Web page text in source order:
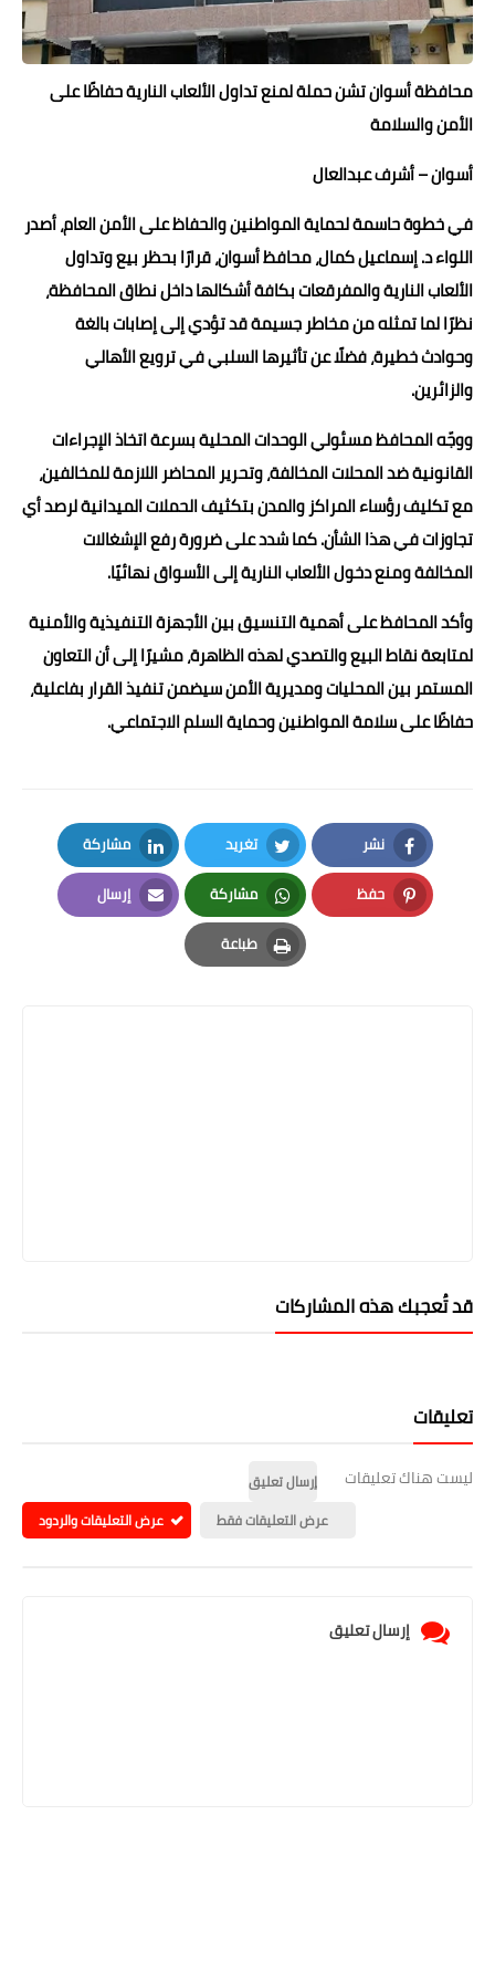
حوادث وقضايا
خدمات
مقالات
محافظة أسوان تشن حملة لمنع تداول الألعاب النارية حفاظًا على
الأمن والسلامة
أسوان – أشرف عبدالعال
في خطوة حاسمة لحماية المواطنين والحفاظ على الأمن العام، أصدر
اللواء د. إسماعيل كمال، محافظ أسوان، قرارًا بحظر بيع وتداول
الألعاب النارية والمفرقعات بكافة أشكالها داخل نطاق المحافظة،
نظرًا لما تمثله من مخاطر جسيمة قد تؤدي إلى إصابات بالغة
وحوادث خطيرة، فضلًا عن تأثيرها السلبي في ترويع الأهالي
والزائرين.
ووجّه المحافظ مسئولي الوحدات المحلية بسرعة اتخاذ الإجراءات
القانونية ضد المحلات المخالفة، وتحرير المحاضر اللازمة للمخالفين،
مع تكليف رؤساء المراكز والمدن بتكثيف الحملات الميدانية لرصد أي
تجاوزات في هذا الشأن. كما شدد على ضرورة رفع الإشغالات
المخالفة ومنع دخول الألعاب النارية إلى الأسواق نهائيًا.
وأكد المحافظ على أهمية التنسيق بين الأجهزة التنفيذية والأمنية
لمتابعة نقاط البيع والتصدي لهذه الظاهرة، مشيرًا إلى أن التعاون
المستمر بين المحليات ومديرية الأمن سيضمن تنفيذ القرار بفاعلية،
حفاظًا على سلامة المواطنين وحماية السلم الاجتماعي.
نشر
Facebook
تغريد
Twitter
مشاركة
LinkedIn
حفظ
Pinterest
مشاركة
Whatsapp
إرسال
Email
طباعة
Print
قد تُعجبك هذه المشاركات
تعليقات
ليست هناك تعليقات
إرسال تعليق
عرض التعليقات فقط
عرض التعليقات والردود
إرسال تعليق